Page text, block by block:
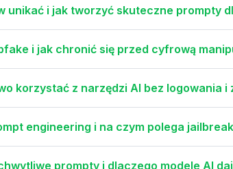
unikać i jak tworzyć skuteczne prompty
i jak chronić się przed cyfrową
korzystać z narzędzi AI bez logowania i
engineering i na czym polega
prompty i dlaczego modele AI